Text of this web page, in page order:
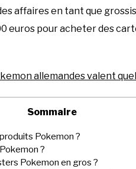
affaires en tant que
euros pour acheter des
allemandes valent
Sommaire
Pokemon ?
?
Pokemon en gros ?